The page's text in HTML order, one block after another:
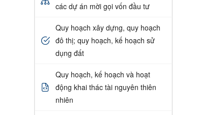
các dự án mời gọi vốn đầu tư
Quy hoạch xây dựng, quy hoạch
đô thị; quy hoạch, kế hoạch sử
dụng đất
Quy hoạch, kế hoạch và hoạt
động khai thác tài nguyên thiên
nhiên